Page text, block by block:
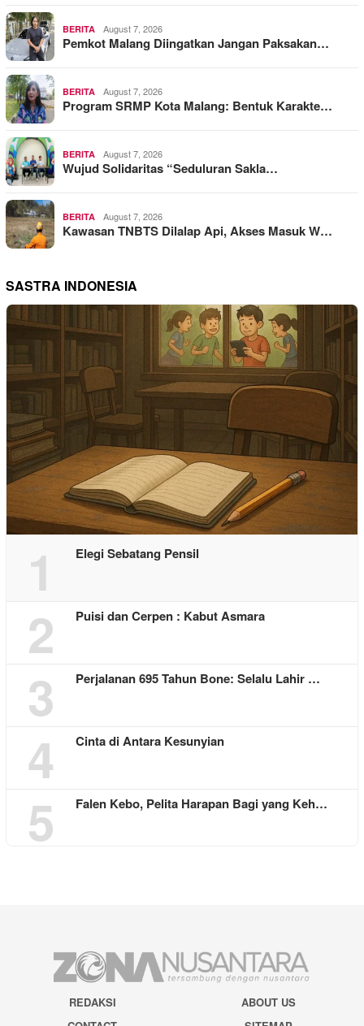
BERITA August 7, 2026
Pemkot Malang Diingatkan Jangan Paksakan…
BERITA August 7, 2026
Program SRMP Kota Malang: Bentuk Karakte…
BERITA August 7, 2026
Wujud Solidaritas “Seduluran Sakla…
BERITA August 7, 2026
Kawasan TNBTS Dilalap Api, Akses Masuk W…
SASTRA INDONESIA
1 Elegi Sebatang Pensil
2 Puisi dan Cerpen : Kabut Asmara
3 Perjalanan 695 Tahun Bone: Selalu Lahir …
4 Cinta di Antara Kesunyian
5 Falen Kebo, Pelita Harapan Bagi yang Keh…
REDAKSI
ABOUT US